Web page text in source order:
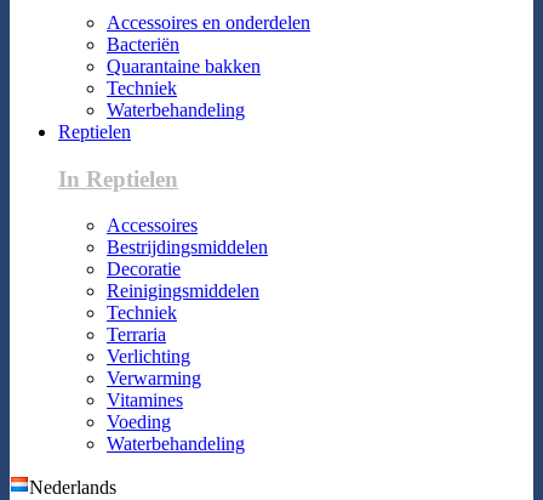
Accessoires en onderdelen
Bacteriën
Quarantaine bakken
Techniek
Waterbehandeling
Reptielen
In Reptielen
Accessoires
Bestrijdingsmiddelen
Decoratie
Reinigingsmiddelen
Techniek
Terraria
Verlichting
Verwarming
Vitamines
Voeding
Waterbehandeling
Nederlands